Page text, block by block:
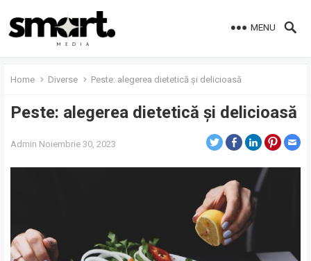
MENU
Home Diverse Peste: alegerea dietetică și delicioasă
Peste: alegerea dietetică și delicioasă
Admin Noiembrie 30, 2023